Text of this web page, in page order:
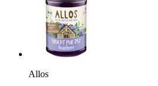
Allos